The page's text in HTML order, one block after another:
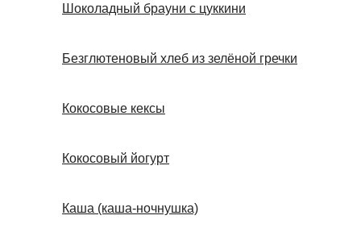
Шоколадный брауни с цуккини
Безглютеновый хлеб из зелёной гречки
Кокосовые кексы
Кокосовый йогурт
Каша (каша-ночнушка)